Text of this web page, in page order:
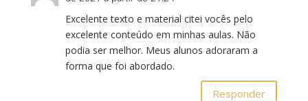
Excelente texto e material citei vocês pelo
excelente conteúdo em minhas aulas. Não
podia ser melhor. Meus alunos adoraram a
forma que foi abordado.
Responder